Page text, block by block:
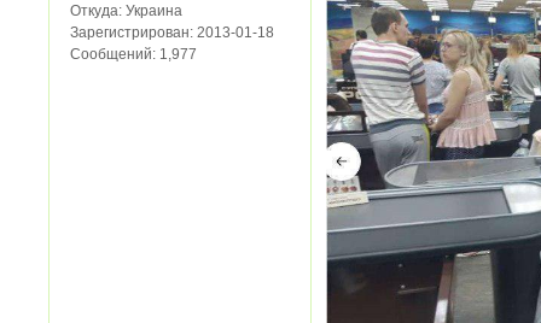
Откуда: Украина
Зарегистрирован: 2013-01-18
Сообщений: 1,977